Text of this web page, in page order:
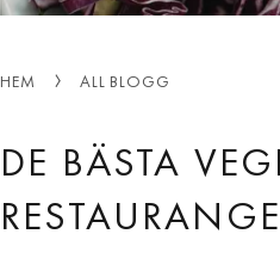
HEM ALL BLOGG
DE BÄSTA